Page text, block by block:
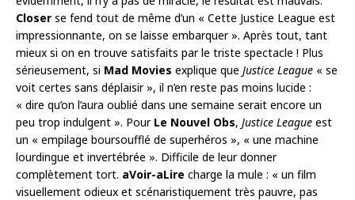
Closer se fend tout de même d’un « Cette Justice League est
impressionnante, on se laisse embarquer ». Après tout, tant
mieux si on en trouve satisfaits par le triste spectacle ! Plus
sérieusement, si Mad Movies explique que Justice League « se
voit certes sans déplaisir », il n’en reste pas moins lucide :
« dire qu’on l’aura oublié dans une semaine serait encore un
peu trop indulgent ». Pour Le Nouvel Obs, Justice League est
un « empilage boursoufflé de superhéros », « une machine
lourdingue et invertébrée ». Difficile de leur donner
complètement tort. aVoir-aLire charge la mule : « un film
visuellement odieux et scénaristiquement très pauvre, pas